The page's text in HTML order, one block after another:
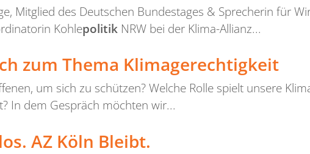
Mitglied des Deutschen Bundestages & Sprecherin für
Kohlepolitik NRW bei der Klima-Allianz...
zum Thema Klimagerechtigkeit
um sich zu schützen? Welche Rolle spielt unsere
In dem Gespräch möchten wir...
AZ Köln Bleibt.